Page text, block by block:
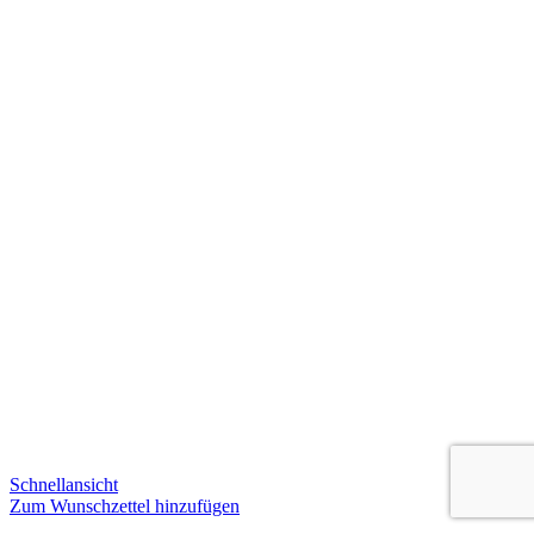
Schnellansicht
Zum Wunschzettel hinzufügen